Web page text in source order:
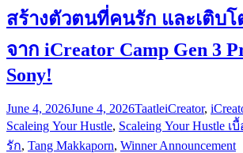
สร้างตัวตนที่คนรัก และเติบโ
จาก iCreator Camp Gen 3
Sony!
June 4, 2026June 4, 2026TaatleiCreator,
Scaleing Your Hustle, Scaleing Your Hustle
รัก, Tang Makkaporn, Winner Announcement